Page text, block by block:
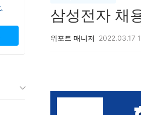
1:1 컨설팅
삼성전자 채
위포트 매니저 2022.03.17